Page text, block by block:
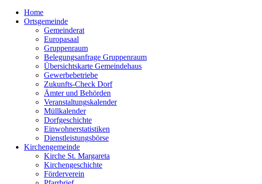
Home
Ortsgemeinde
Gemeinderat
Europasaal
Gruppenraum
Belegungsanfrage Gruppenraum
Übersichtskarte Gemeindehaus
Gewerbebetriebe
Zukunfts-Check Dorf
Ämter und Behörden
Veranstaltungskalender
Müllkalender
Dorfgeschichte
Einwohnerstatistiken
Dienstleistungsbörse
Kirchengemeinde
Kirche St. Margareta
Kirchengeschichte
Förderverein